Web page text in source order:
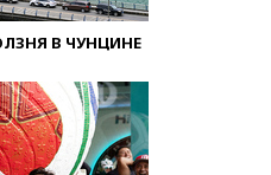
В ЧУНЦИНЕ